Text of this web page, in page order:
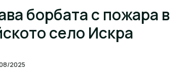
борбата с пожара в
село Искра
2025